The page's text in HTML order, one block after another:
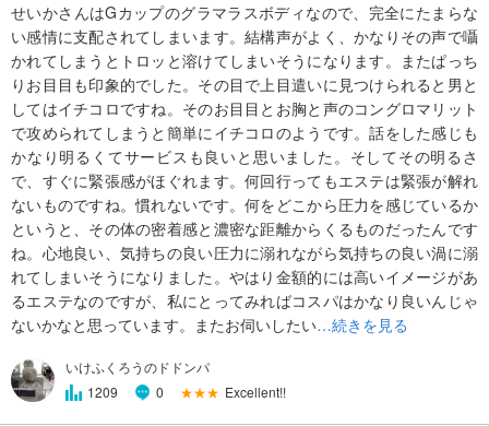
せいかさんはGカップのグラマラスボディなので、完全にたまらな
い感情に支配されてしまいます。結構声がよく、かなりその声で囁
かれてしまうとトロッと溶けてしまいそうになります。またぱっち
りお目目も印象的でした。その目で上目遣いに見つけられると男と
してはイチコロですね。そのお目目とお胸と声のコングロマリット
で攻められてしまうと簡単にイチコロのようです。話をした感じも
かなり明るくてサービスも良いと思いました。そしてその明るさ
で、すぐに緊張感がほぐれます。何回行ってもエステは緊張が解れ
ないものですね。慣れないです。何をどこから圧力を感じているか
というと、その体の密着感と濃密な距離からくるものだったんです
ね。心地良い、気持ちの良い圧力に溺れながら気持ちの良い渦に溺
れてしまいそうになりました。やはり金額的には高いイメージがあ
るエステなのですが、私にとってみればコスパはかなり良いんじゃ
ないかなと思っています。またお伺いしたい…続きを見る
いけふくろうのドドンパ
1209
0 ★★★ Excellent!!